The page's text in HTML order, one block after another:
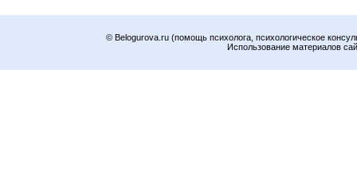
© Belogurova.ru (помощь психолога, психологическое
Использование материалов